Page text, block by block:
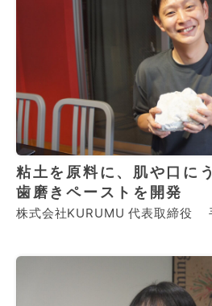
粘土を原料に、肌や口に
歯磨きペーストを開発
株式会社KURUMU 代表取締役